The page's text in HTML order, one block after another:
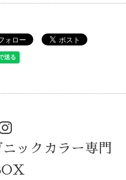
ックカラー専門